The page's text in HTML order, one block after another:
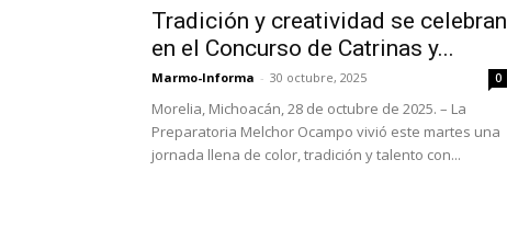
Tradición y creatividad se celebran
en el Concurso de Catrinas y...
Marmo-Informa - 30 octubre, 2025 0
Morelia, Michoacán, 28 de octubre de 2025. – La
Preparatoria Melchor Ocampo vivió este martes una
jornada llena de color, tradición y talento con...